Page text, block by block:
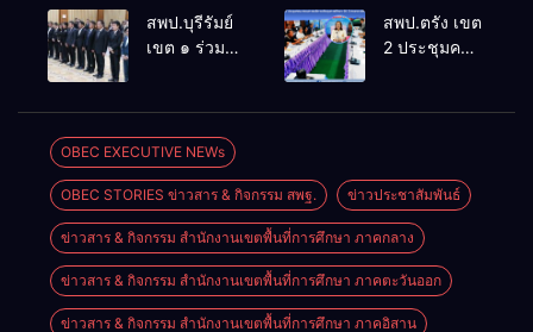
ประชุม
สัมมนาทาง
นำการศึกษา
ไทยสู่อนาคต”
ประจำเขต
ตรวจราชการ
ที่ 13
ล้านนาวิถี สู่
โลกแห่งการ
เรียนรู้”
สันพระเนตร
สพป.บุรีรัมย์
เขต ๑ ร่วม
นำการศึกษา
ไทยสู่อนาคต”
เขตตรวจ
ราชการที่ ๑๓
สพป.ตรัง เขต
2 ประชุมคณะ
2569
OBEC EXECUTIVE NEWs
OBEC STORIES ข่าวสาร & กิจกรรม สพฐ. ข่าวประชาสัมพันธ์
ข่าวสาร & กิจกรรม สำนักงานเขตพื้นที่การศึกษา ภาคกลาง
ข่าวสาร & กิจกรรม สำนักงานเขตพื้นที่การศึกษา ภาคตะวันออก
ข่าวสาร & กิจกรรม สำนักงานเขตพื้นที่การศึกษา ภาคอิสาน